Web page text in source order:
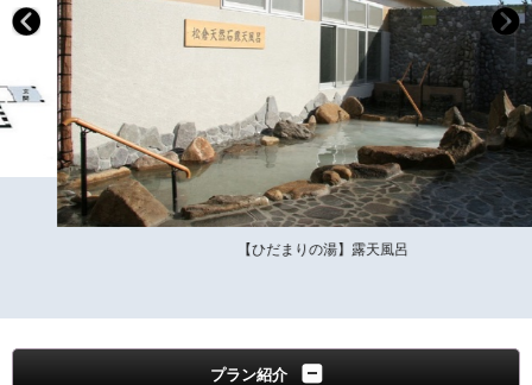
【ひだまりの湯】露天風呂
プラン紹介